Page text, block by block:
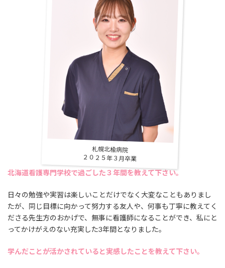
札幌北楡病院
２０２５年３月卒業
北海道看護専門学校で過ごした３年間を教えて下さい。
日々の勉強や実習は楽しいことだけでなく大変なこともありまし
たが、同じ目標に向かって努力する友人や、何事も丁寧に教えてく
ださる先生方のおかげで、無事に看護師になることができ、私にと
ってかけがえのない充実した3年間となりました。
学んだことが活かされていると実感したことを教えて下さい。